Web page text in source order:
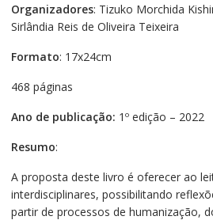
Organizadores: Tizuko Morchida
Sirlândia Reis de Oliveira Teixeira
Formato: 17x24cm
468 páginas
Ano de publicação: 1º edição – 2022
Resumo:
A proposta deste livro é oferecer ao
interdisciplinares, possibilitando
partir de processos de humanização,